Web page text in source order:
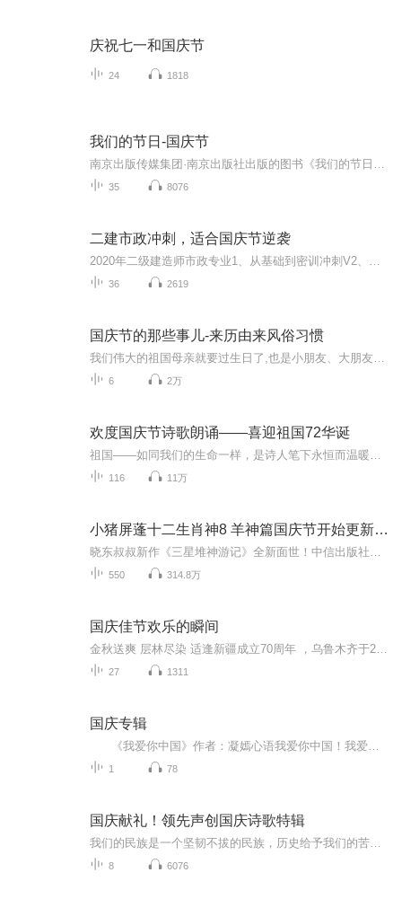
庆祝七一和国庆节
24 1818
我们的节日-国庆节
35 8076
二建市政冲刺，适合国庆节逆袭
36 2619
国庆节的那些事儿-来历由来风俗习惯
6 2万
欢度国庆节诗歌朗诵——喜迎祖国72华诞
116 11万
小猪屏蓬十二生肖神8 羊神篇国庆节开始更新啦！
550 314.8万
国庆佳节欢乐的瞬间
27 1311
国庆专辑
1 78
国庆献礼！领先声创国庆诗歌特辑
8 6076